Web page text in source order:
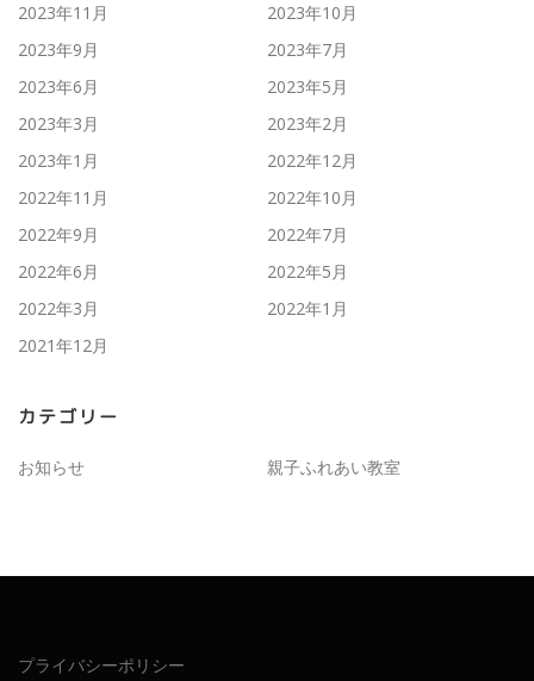
2023年11月
2023年10月
2023年9月
2023年7月
2023年6月
2023年5月
2023年3月
2023年2月
2023年1月
2022年12月
2022年11月
2022年10月
2022年9月
2022年7月
2022年6月
2022年5月
2022年3月
2022年1月
2021年12月
カテゴリー
お知らせ 親子ふれあい教室
プライバシーポリシー